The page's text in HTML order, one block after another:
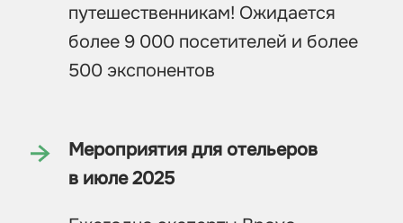
путешественникам! Ожидается
более 9 000 посетителей и более
500 экспонентов
Мероприятия для отельеров
в июле 2025